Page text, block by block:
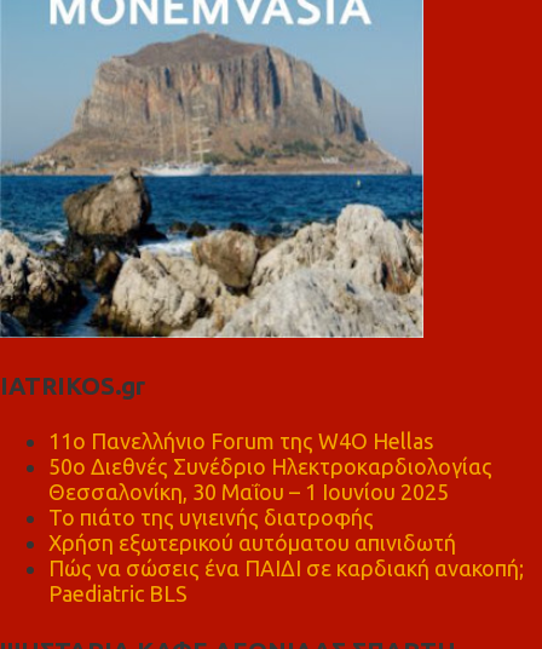
IATRIKOS.gr
11ο Πανελλήνιο Forum της W4O Hellas
50ο Διεθνές Συνέδριο Ηλεκτροκαρδιολογίας
Θεσσαλονίκη, 30 Μαΐου – 1 Ιουνίου 2025
Το πιάτο της υγιεινής διατροφής
Χρήση εξωτερικού αυτόματου απινιδωτή
Πώς να σώσεις ένα ΠΑΙΔΙ σε καρδιακή ανακοπή;
Paediatric BLS